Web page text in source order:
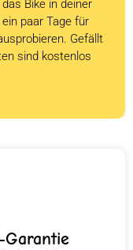
Bike in deiner
paar Tage für
Gefällt
sind kostenlos
Garantie